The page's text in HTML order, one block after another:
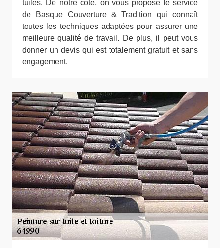
tuiles. De notre côté, on vous propose le service
de Basque Couverture & Tradition qui connaît
toutes les techniques adaptées pour assurer une
meilleure qualité de travail. De plus, il peut vous
donner un devis qui est totalement gratuit et sans
engagement.